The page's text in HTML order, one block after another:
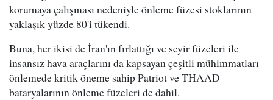
korumaya çalışması nedeniyle önleme füzesi stoklarının
yaklaşık yüzde 80'i tükendi.
Buna, her ikisi de İran'ın fırlattığı ve seyir füzeleri ile
insansız hava araçlarını da kapsayan çeşitli mühimmatları
önlemede kritik öneme sahip Patriot ve THAAD
bataryalarının önleme füzeleri de dahil.